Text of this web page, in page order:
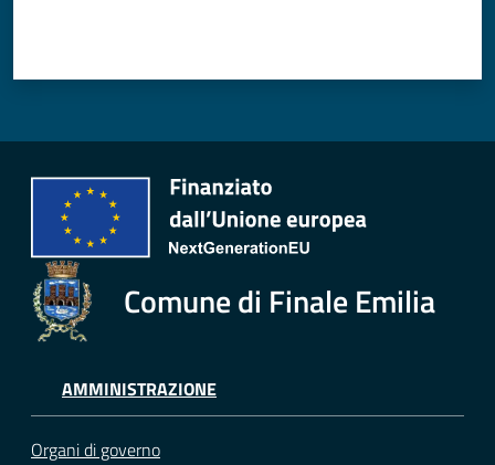
Comune di Finale Emilia
AMMINISTRAZIONE
Organi di governo